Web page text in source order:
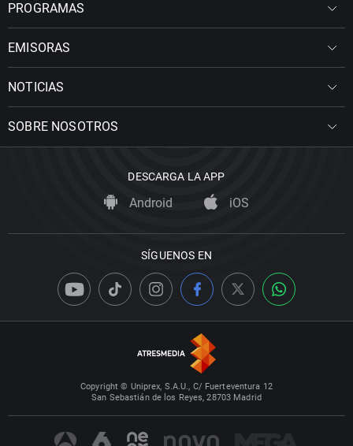
PROGRAMAS
EMISORAS
NOTICIAS
SOBRE NOSOTROS
DESCARGA LA APP
Android iOS
SÍGUENOS EN
Copyright © Uniprex, S.A.U., C/ Fuerteventura 12
San Sebastián de los Reyes, 28703 Madrid